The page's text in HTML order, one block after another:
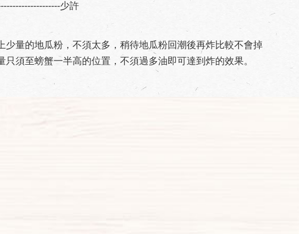
少許
少量的地瓜粉，不須太多，稍待地瓜粉回潮後再炸比較不會掉
只須至螃蟹一半高的位置，不須過多油即可達到炸的效果。